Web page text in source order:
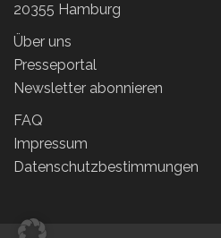
20355 Hamburg
Über uns
Presseportal
Newsletter abonnieren
FAQ
Impressum
Datenschutzbestimmungen